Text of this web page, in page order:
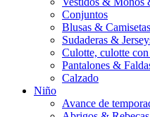
Conjuntos
Blusas &
Sudaderas &
Culotte, culotte
Pantalones &
Calzado
Niño
Avance de